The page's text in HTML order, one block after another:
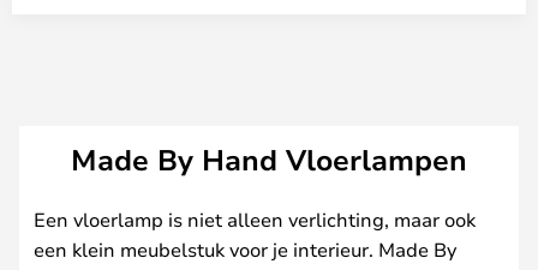
Made By Hand Vloerlampen
Een vloerlamp is niet alleen verlichting, maar ook
een klein meubelstuk voor je interieur. Made By